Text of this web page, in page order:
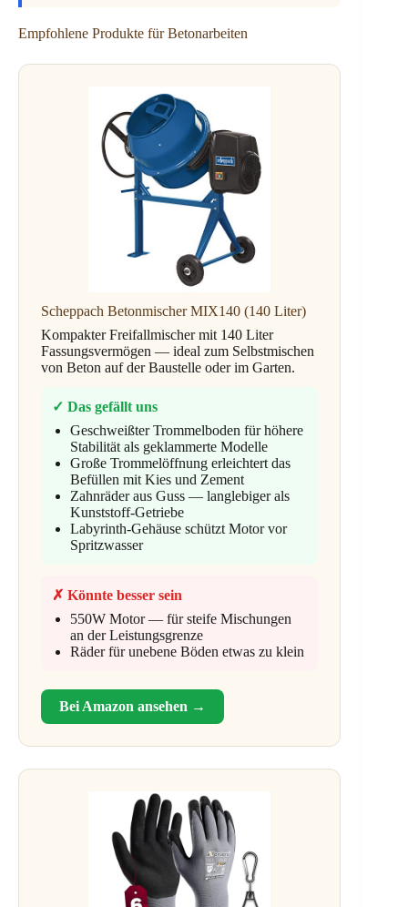
Empfohlene Produkte für Betonarbeiten
Scheppach Betonmischer MIX140 (140 Liter)
Kompakter Freifallmischer mit 140 Liter
Fassungsvermögen — ideal zum Selbstmischen
von Beton auf der Baustelle oder im Garten.
✓ Das gefällt uns
Geschweißter Trommelboden für höhere
Stabilität als geklammerte Modelle
Große Trommelöffnung erleichtert das
Befüllen mit Kies und Zement
Zahnräder aus Guss — langlebiger als
Kunststoff-Getriebe
Labyrinth-Gehäuse schützt Motor vor
Spritzwasser
✗ Könnte besser sein
550W Motor — für steife Mischungen
an der Leistungsgrenze
Räder für unebene Böden etwas zu klein
Bei Amazon ansehen →